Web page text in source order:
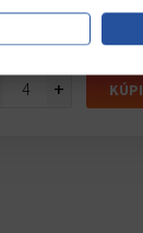
U Vás do 8-10
s DPH /1ks
+